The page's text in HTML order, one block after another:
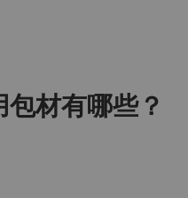
材有哪些？